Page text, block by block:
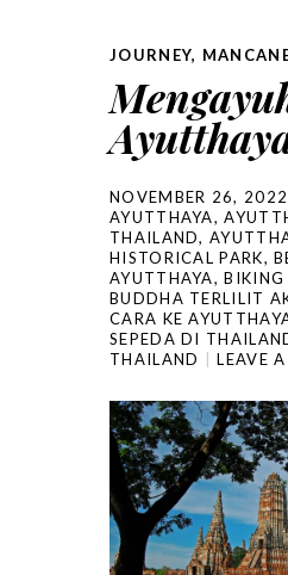
JOURNEY,
NOVEMBER 26, 2022
AYUTTHAYA,
THAILAND,
HISTORICAL PARK,
AYUTTHAYA,BIKING
BUDDHA TERLILIT
CARA KE
SEPEDA DI
THAILAND
LEAVE